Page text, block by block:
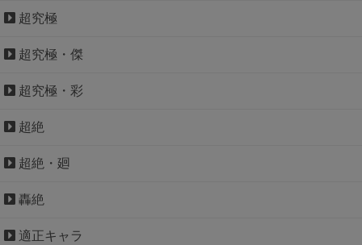
超究極
超究極・傑
超究極・彩
超絶
超絶・廻
轟絶
適正キャラ